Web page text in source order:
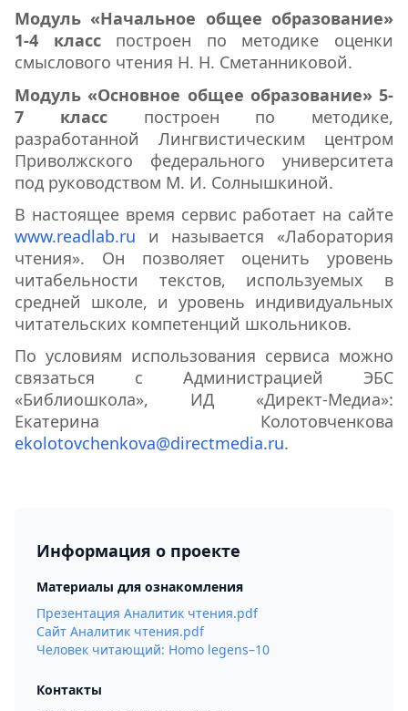
Модуль «Начальное общее образование»
1-4 класспостроен по методике оценки
смыслового чтения Н. Н. Сметанниковой.
Модуль «Основное общее образование» 5-
7 класспостроен по методике,
разработанной Лингвистическим центром
Приволжского федерального университета
под руководством М. И. Солнышкиной.
В настоящее время сервис работает на сайте
www.readlab.ru и называется «Лаборатория
чтения». Он позволяет оценить уровень
читабельности текстов, используемых в
средней школе, и уровень индивидуальных
читательских компетенций школьников.
По условиям использования сервиса можно
связаться с Администрацией ЭБС
«Библиошкола», ИД «Директ-Медиа»:
Екатерина Колотовченкова
ekolotovchenkova@directmedia.ru.
Информация о проекте
Материалы для ознакомления
Презентация Аналитик чтения.pdf
Сайт Аналитик чтения.pdf
Человек читающий: Homo legens–10
Контакты